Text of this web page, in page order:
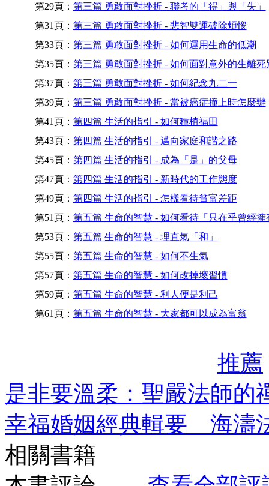
第29頁： 第三篇 勇敢面對挫折 - 聯考的「得」與「失」
第31頁： 第三篇 勇敢面對挫折 - 悲智雙運破除煩惱
第33頁： 第三篇 勇敢面對挫折 - 如何運用生命的低潮
第35頁： 第三篇 勇敢面對挫折 - 如何面對意外的生離死
第37頁： 第三篇 勇敢面對挫折 - 如何紀念九二一
第39頁： 第三篇 勇敢面對挫折 - 當被癌症撞上時怎麼辦
第41頁： 第四篇 生活的指引 - 如何種植福田
第43頁： 第四篇 生活的指引 - 邁向家庭和諧之路
第45頁： 第四篇 生活的指引 - 成為「是」的父母
第47頁： 第四篇 生活的指引 - 新時代的工作態度
第49頁： 第四篇 生活的指引 - 怎樣看待貧富差距
第51頁： 第五篇 生命的智慧 - 如何看待「只在乎曾經擁
第53頁： 第五篇 生命的智慧 - 理直氣「和」
第55頁： 第五篇 生命的智慧 - 如何不生氣
第57頁： 第五篇 生命的智慧 - 如何改掉壞習慣
第59頁： 第五篇 生命的智慧 - 利人便是利己
第61頁： 第五篇 生命的智慧 - 大家都可以成為富翁
推薦
是非要溫柔：聖嚴法師
幸福婚姻經典輯要 海濤
相關書籍